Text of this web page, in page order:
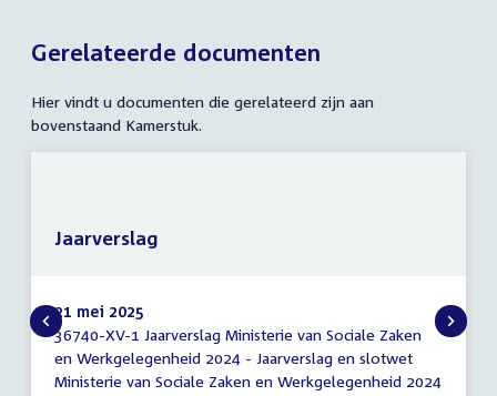
Gerelateerde documenten
Hier vindt u documenten die gerelateerd zijn aan
bovenstaand Kamerstuk.
Jaarverslag
21 mei 2025
36740-XV-1 Jaarverslag Ministerie van Sociale Zaken
en Werkgelegenheid 2024 - Jaarverslag en slotwet
Ministerie van Sociale Zaken en Werkgelegenheid 2024
Jaarverslag